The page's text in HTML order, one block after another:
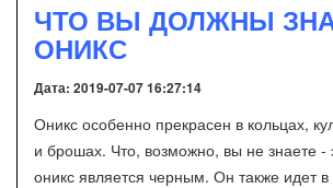
ЧТО ВЫ ДОЛЖНЫ
ОНИКС
Дата: 2019-07-07 16:27:14
Оникс особенно прекрасен в кольцах,
и брошах. Что, возможно, вы не знаете -
оникс является черным. Он также идет